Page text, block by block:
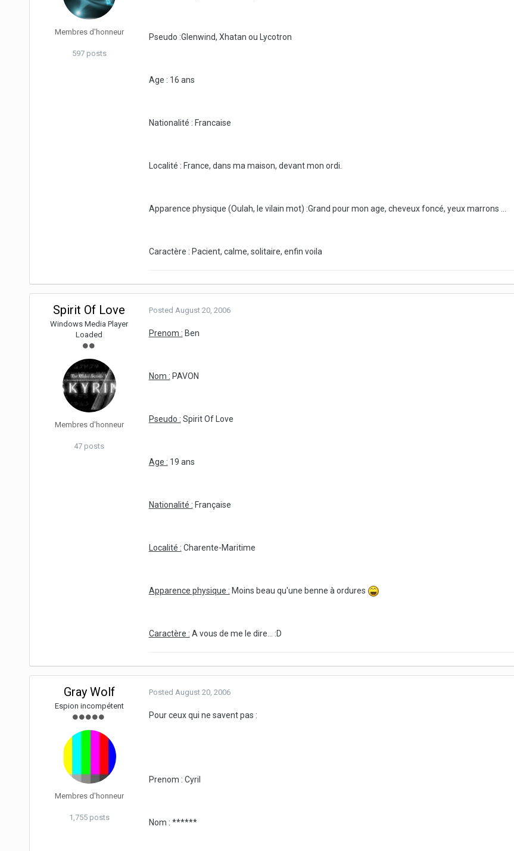
Membres d'honneur
597 posts
Pseudo :Glenwind, Xhatan ou Lycotron
Age : 16 ans
Nationalité : Francaise
Localité : France, dans ma maison, devant mon ordi.
Apparence physique (Oulah, le vilain mot) :Grand pour mon age, cheveux foncé, yeux marrons ...
Caractère : Pacient, calme, solitaire, enfin voila
Spirit Of Love
Windows Media Player
Loaded
Membres d'honneur
47 posts
Posted August 20, 2006
Prenom : Ben
Nom : PAVON
Pseudo : Spirit Of Love
Age : 19 ans
Nationalité : Française
Localité : Charente-Maritime
Apparence physique : Moins beau qu'une benne à ordures
Caractère : A vous de me le dire... :D
Gray Wolf
Espion incompétent
Membres d'honneur
1,755 posts
Posted August 20, 2006
Pour ceux qui ne savent pas :
Prenom : Cyril
Nom : ******